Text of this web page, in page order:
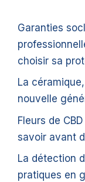
Garanties
choisir sa
La
nouvelle
Fleurs de
savoir avant
La détection
pratiques en